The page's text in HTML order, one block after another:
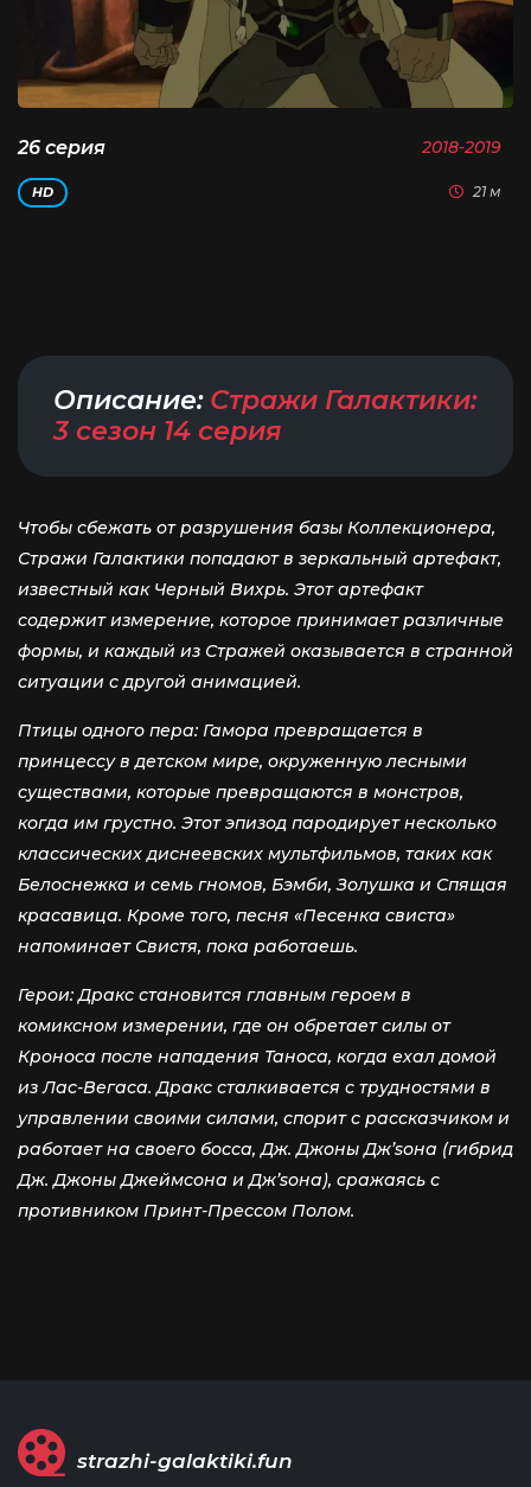
26 серия 2018-2019
HD 21 м
Описание: Стражи Галактики:
3 сезон 14 серия
Чтобы сбежать от разрушения базы Коллекционера,
Стражи Галактики попадают в зеркальный артефакт,
известный как Черный Вихрь. Этот артефакт
содержит измерение, которое принимает различные
формы, и каждый из Стражей оказывается в странной
ситуации с другой анимацией.
Птицы одного пера: Гамора превращается в
принцессу в детском мире, окруженную лесными
существами, которые превращаются в монстров,
когда им грустно. Этот эпизод пародирует несколько
классических диснеевских мультфильмов, таких как
Белоснежка и семь гномов, Бэмби, Золушка и Спящая
красавица. Кроме того, песня «Песенка свиста»
напоминает Свистя, пока работаешь.
Герои: Дракс становится главным героем в
комиксном измерении, где он обретает силы от
Кроноса после нападения Таноса, когда ехал домой
из Лас-Вегаса. Дракс сталкивается с трудностями в
управлении своими силами, спорит с рассказчиком и
работает на своего босса, Дж. Джоны Дж’sона (гибрид
Дж. Джоны Джеймсона и Дж’sона), сражаясь с
противником Принт-Прессом Полом.
strazhi-galaktiki.fun